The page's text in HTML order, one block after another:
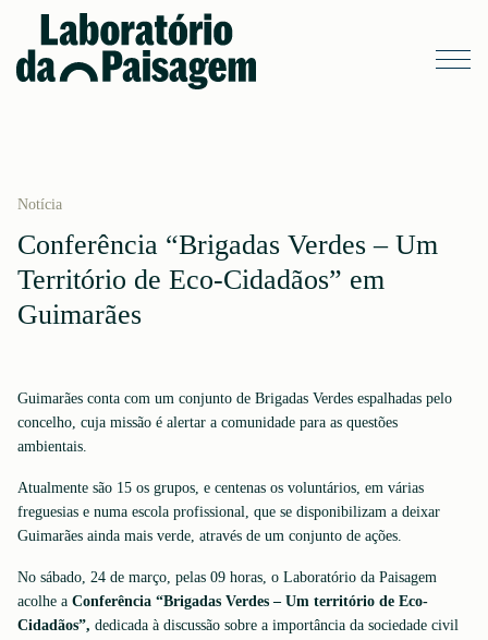
Notícia
Conferência “Brigadas Verdes – Um
Território de Eco-Cidadãos” em
Guimarães
Guimarães conta com um conjunto de Brigadas Verdes espalhadas pelo
concelho, cuja missão é alertar a comunidade para as questões
ambientais.
Atualmente são 15 os grupos, e centenas os voluntários, em várias
freguesias e numa escola profissional, que se disponibilizam a deixar
Guimarães ainda mais verde, através de um conjunto de ações.
No sábado, 24 de março, pelas 09 horas, o Laboratório da Paisagem
acolhe a Conferência “Brigadas Verdes – Um território de Eco-
Cidadãos”, dedicada à discussão sobre a importância da sociedade civil